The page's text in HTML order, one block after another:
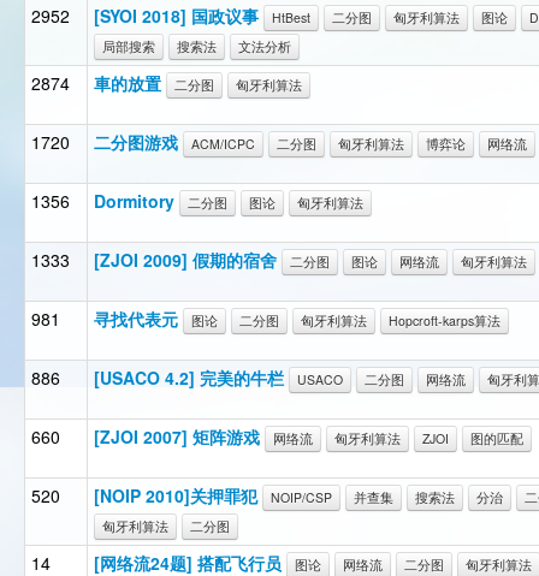
2952 [SYOI 2018] 国政议事 HtBest 二分图 匈牙利算法 图论
局部搜索
搜索法 文法分析
2874 車的放置 二分图 匈牙利算法
1720 二分图游戏 ACM/ICPC 二分图 匈牙利算法 博弈论 网络流
1356 Dormitory 二分图 图论 匈牙利算法
1333 [ZJOI 2009] 假期的宿舍 二分图 图论 网络流 匈牙利算法
981 寻找代表元 图论 二分图 匈牙利算法 Hopcroft-karps算法
886 [USACO 4.2] 完美的牛栏 USACO 二分图 网络流 匈牙利
660 [ZJOI 2007] 矩阵游戏 网络流 匈牙利算法 ZJOI 图的匹配
520 [NOIP 2010]关押罪犯 NOIP/CSP 并查集 搜索法 分治
匈牙利算法
二分图
14 [网络流24题] 搭配飞行员 图论 网络流 二分图
匈牙利算法